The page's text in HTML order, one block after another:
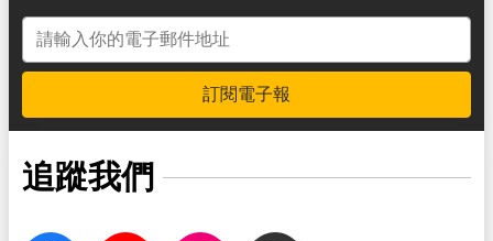
電子郵件地址
訂閱電子報
追蹤我們